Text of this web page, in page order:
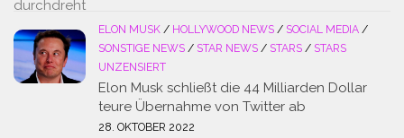
ELON MUSK / HOLLYWOOD NEWS / SOCIAL MEDIA /
SONSTIGE NEWS / STAR NEWS / STARS / STARS
UNZENSIERT
Elon Musk schließt die 44 Milliarden Dollar
teure Übernahme von Twitter ab
28. OKTOBER 2022